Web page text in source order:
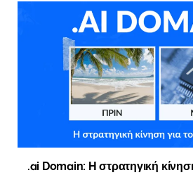
.ai Domain: Η στρατηγική